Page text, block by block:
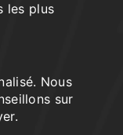
les plus
Nous
sur